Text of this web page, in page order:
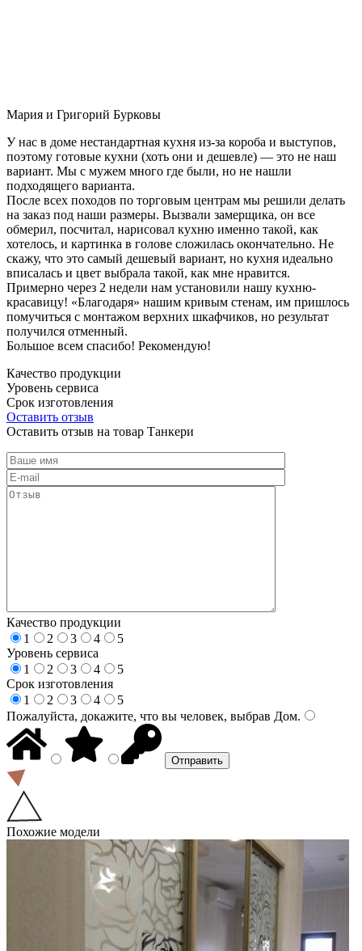
Мария и Григорий Бурковы
У нас в доме нестандартная кухня из-за короба и выступов,
поэтому готовые кухни (хоть они и дешевле) — это не наш
вариант. Мы с мужем много где были, но не нашли
подходящего варианта.
После всех походов по торговым центрам мы решили делать
на заказ под наши размеры. Вызвали замерщика, он все
обмерил, посчитал, нарисовал кухню именно такой, как
хотелось, и картинка в голове сложилась окончательно. Не
скажу, что это самый дешевый вариант, но кухня идеально
вписалась и цвет выбрала такой, как мне нравится.
Примерно через 2 недели нам установили нашу кухню-
красавицу! «Благодаря» нашим кривым стенам, им пришлось
помучиться с монтажом верхних шкафчиков, но результат
получился отменный.
Большое всем спасибо! Рекомендую!
Качество продукции
Уровень сервиса
Срок изготовления
Оставить отзыв
Оставить отзыв на товар Танкери
Качество продукции
1
2 3 4
5
Уровень сервиса
1
2 3 4
5
Срок изготовления
1
2 3 4
5
Пожалуйста, докажите, что вы человек, выбрав Дом.
Похожие модели